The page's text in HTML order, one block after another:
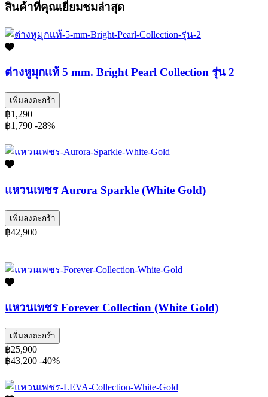
สินค้าที่คุณเยี่ยมชมล่าสุด
ต่างหูมุกเเท้ 5 mm. Bright Pearl Collection รุ่น 2
เพิ่มลงตะกร้า
฿1,290
฿1,790 -28%
แหวนเพชร Aurora Sparkle (White Gold)
เพิ่มลงตะกร้า
฿42,900
แหวนเพชร Forever Collection (White Gold)
เพิ่มลงตะกร้า
฿25,900
฿43,200 -40%